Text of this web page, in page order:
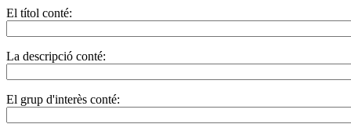
El títol conté:
La descripció conté:
El grup d'interès conté: